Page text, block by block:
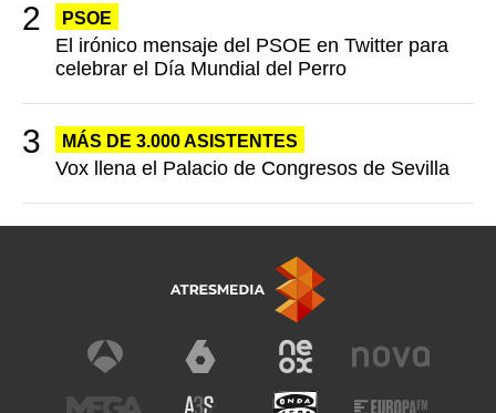
PSOE
El irónico mensaje del PSOE en Twitter para
celebrar el Día Mundial del Perro
MÁS DE 3.000 ASISTENTES
Vox llena el Palacio de Congresos de Sevilla